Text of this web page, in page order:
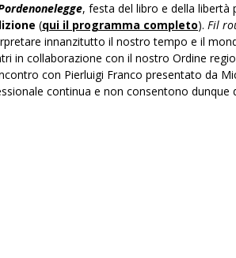
, festa del libro e della libertà
(qui il programma completo). Fil
innanzitutto il nostro tempo e il
in collaborazione con il nostro Ordine
con Pierluigi Franco presentato da
continua e non consentono dunque